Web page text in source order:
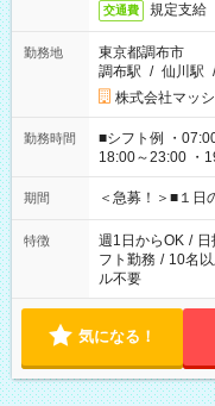
交通費 規定支給
勤務地
東京都調布市
調布駅 / 仙川駅
株式会社マッ
勤務時間
■シフト例 ・
18:00～23:00 ・
etc ★最短で3時間で5,120円のお仕事から 15時間で2万円近く稼
げるお仕事も！ ご希望のお時間に合わせてご紹介！ ※シフトは
ください！
期間 ＜急募！＞■１日
特徴 週1日からOK /
フト勤務 / 10名
ル不要
気になる！